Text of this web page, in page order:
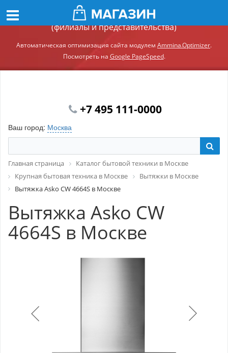
Демонстрационный сайт модуля Ammina.Регионы
(филиалы и представительства)
Автоматическая оптимизация сайта модулем Ammina.Optimizer.
Посмотреть на Google PageSpeed.
+7 495 111-0000
Ваш город: Москва
Главная страница
Каталог бытовой техники в Москве
Крупная бытовая техника в Москве
Вытяжки в Москве
Вытяжка Asko CW 4664S в Москве
Вытяжка Asko CW
4664S в Москве